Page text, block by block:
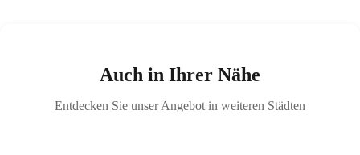
Auch in Ihrer Nähe
Entdecken Sie unser Angebot in weiteren Städten